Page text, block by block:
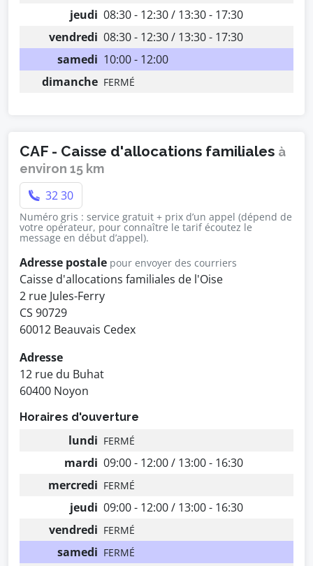
jeudi 08:30 - 12:30 / 13:30 - 17:30
vendredi 08:30 - 12:30 / 13:30 - 17:30
samedi 10:00 - 12:00
dimanche FERMÉ
CAF - Caisse d'allocations familiales à
environ 15 km
32 30
Numéro gris : service gratuit + prix d’un appel (dépend de
votre opérateur, pour connaître le tarif écoutez le
message en début d’appel).
Adresse postale pour envoyer des courriers
Caisse d'allocations familiales de l'Oise
2 rue Jules-Ferry
CS 90729
60012 Beauvais Cedex
Adresse
12 rue du Buhat
60400 Noyon
Horaires d'ouverture
lundi FERMÉ
mardi 09:00 - 12:00 / 13:00 - 16:30
mercredi FERMÉ
jeudi 09:00 - 12:00 / 13:00 - 16:30
vendredi FERMÉ
samedi FERMÉ